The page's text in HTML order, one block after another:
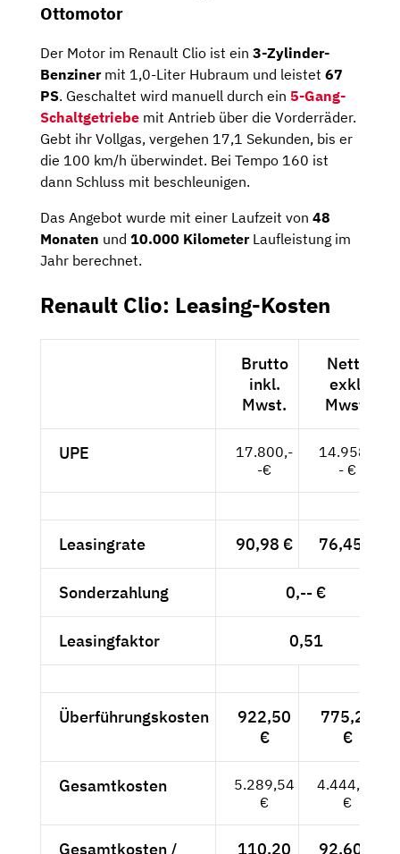
Ottomotor
Der Motor im Renault Clio ist ein 3-Zylinder-
Benzinermit 1,0-Liter Hubraum und leistet 67
PS. Geschaltet wird manuell durch ein 5-Gang-
Schaltgetriebe mit Antrieb über die Vorderräder.
Gebt ihr Vollgas, vergehen 17,1 Sekunden, bis er
die 100 km/h überwindet. Bei Tempo 160 ist
dann Schluss mit beschleunigen.
Das Angebot wurde mit einer Laufzeit von 48
Monaten und 10.000 KilometerLaufleistung im
Jahr berechnet.
Renault Clio: Leasing-Kosten
Brutto
inkl.
Mwst.
Netto
exkl.
Mwst.
UPE
17.800,-
-€
14.958,-
- €
Leasingrate 90,98 € 76,45 €
Sonderzahlung 0,-- €
Leasingfaktor 0,51
Überführungskosten
922,50
€
775,21
€
Gesamtkosten
5.289,54
€
4.444,99
€
Gesamtkosten / 110,20 92,60 €